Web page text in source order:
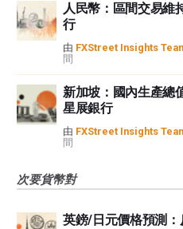
人民幣：區間交易維
行
由 FXStreet Insights
間
新加坡：國內生產總
星展銀行
由 FXStreet Insights
間
次要貨幣對
英鎊/日元價格預測